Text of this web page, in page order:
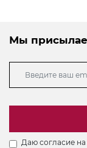
Мы
Даю согласие